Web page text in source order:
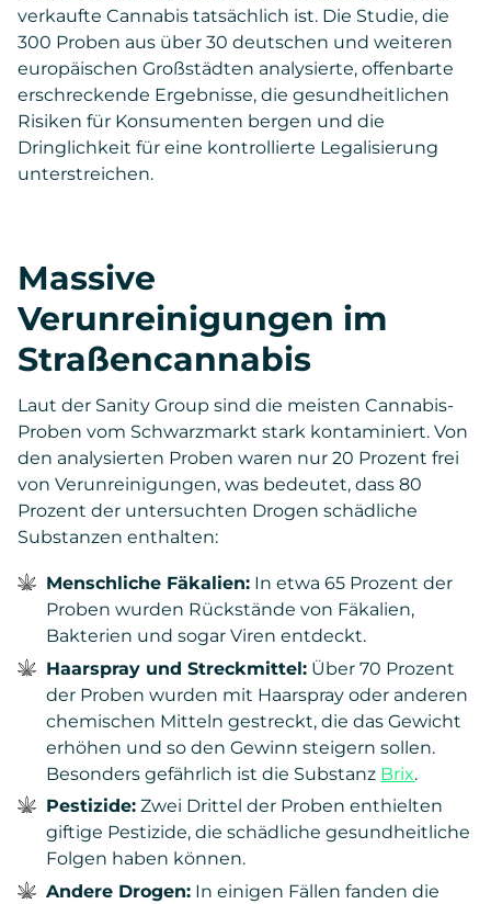
verkaufte Cannabis tatsächlich ist. Die Studie, die
300 Proben aus über 30 deutschen und weiteren
europäischen Großstädten analysierte, offenbarte
erschreckende Ergebnisse, die gesundheitlichen
Risiken für Konsumenten bergen und die
Dringlichkeit für eine kontrollierte Legalisierung
unterstreichen.
Massive
Verunreinigungen im
Straßencannabis
Laut der Sanity Group sind die meisten Cannabis-
Proben vom Schwarzmarkt stark kontaminiert. Von
den analysierten Proben waren nur 20 Prozent frei
von Verunreinigungen, was bedeutet, dass 80
Prozent der untersuchten Drogen schädliche
Substanzen enthalten:
Menschliche Fäkalien: In etwa 65 Prozent der
Proben wurden Rückstände von Fäkalien,
Bakterien und sogar Viren entdeckt.
Haarspray und Streckmittel: Über 70 Prozent
der Proben wurden mit Haarspray oder anderen
chemischen Mitteln gestreckt, die das Gewicht
erhöhen und so den Gewinn steigern sollen.
Besonders gefährlich ist die Substanz Brix.
Pestizide: Zwei Drittel der Proben enthielten
giftige Pestizide, die schädliche gesundheitliche
Folgen haben können.
Andere Drogen: In einigen Fällen fanden die